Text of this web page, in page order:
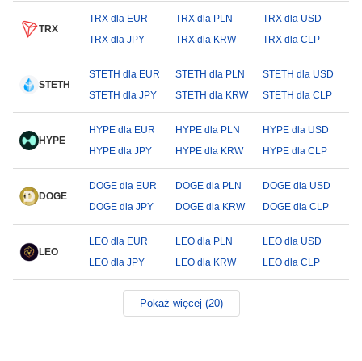
TRX
TRX dla EUR TRX dla PLN
TRX dla USD
TRX dla JPY
TRX dla KRW TRX dla CLP
STETH
STETH dla EUR STETH dla PLN
STETH dla USD
STETH dla JPY
STETH dla KRW STETH dla CLP
HYPE
HYPE dla EUR HYPE dla PLN
HYPE dla USD
HYPE dla JPY
HYPE dla KRW HYPE dla CLP
DOGE
DOGE dla EUR DOGE dla PLN
DOGE dla USD
DOGE dla JPY
DOGE dla KRW DOGE dla CLP
LEO
LEO dla EUR LEO dla PLN
LEO dla USD
LEO dla JPY
LEO dla KRW LEO dla CLP
Pokaż więcej (20)